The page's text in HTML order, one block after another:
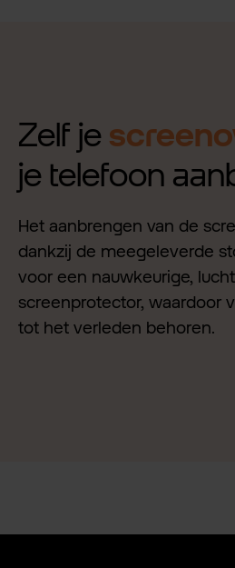
Zelf je
je telefoon
Het aanbrengen van de
dankzij de meegeleverde
voor een nauwkeurige,
screenprotector, waardoor
tot het verleden behoren.